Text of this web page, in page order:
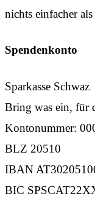
nichts einfacher als
Spendenkonto
Sparkasse Schwaz
Bring was ein, für
Kontonummer:
BLZ 20510
IBAN
BIC